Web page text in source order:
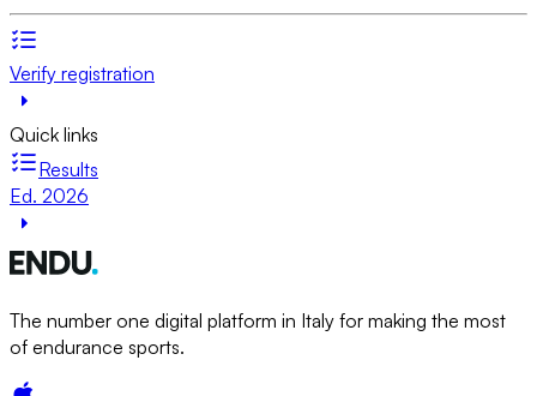
Verify registration
Quick links
Results
Ed. 2026
The number one digital platform in Italy for making the most
of endurance sports.